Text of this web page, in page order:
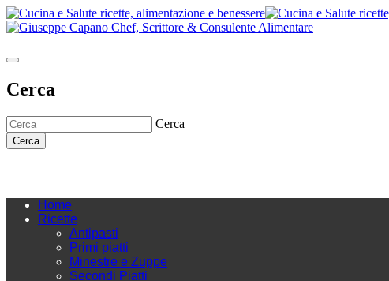
Cerca
Cerca
Cerca
Home
Ricette
Antipasti
Primi piatti
Minestre e Zuppe
Secondi Piatti